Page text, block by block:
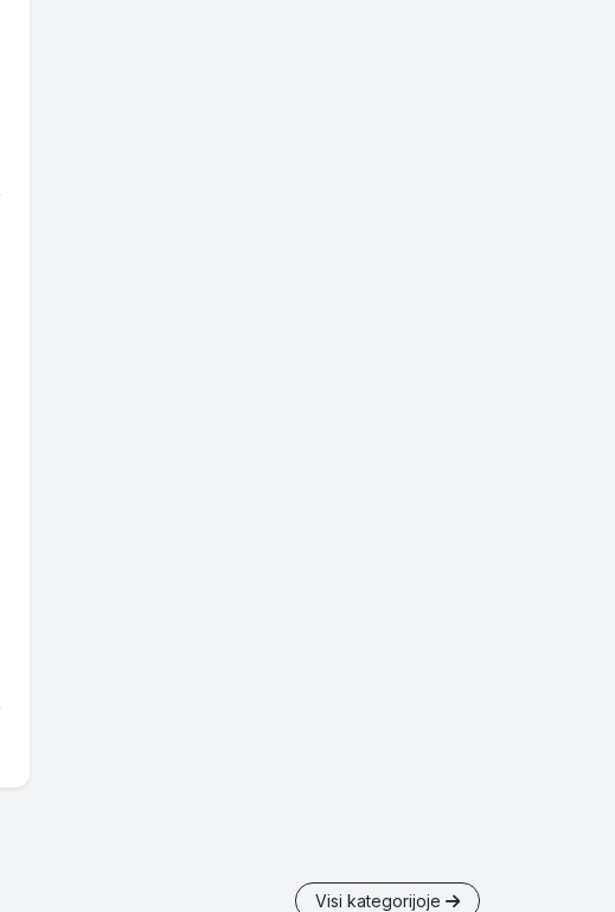
Visi kategorijoje